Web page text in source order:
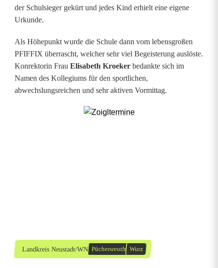
r
f
t
e
der Schulsieger gekürt und jedes Kind erhielt eine eigene
Urkunde.
Als Höhepunkt wurde die Schule dann vom lebensgroßen
PFIFFIX überrascht, welcher sehr viel Begeisterung auslöste.
Konrektorin Frau Elisabeth Kroeker bedankte sich im
Namen des Kollegiums für den sportlichen,
abwechslungsreichen und sehr aktiven Vormittag.
Landkreis Neustadt/WN Püchersreuth Wurz